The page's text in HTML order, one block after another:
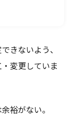
きないよう、
変更していま
裕がない。
資。
、
ます。
、